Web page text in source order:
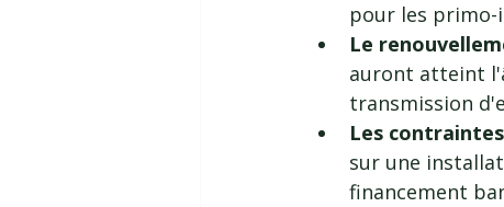
pour les
Le
auront atteint
transmission
Les
sur une
financement